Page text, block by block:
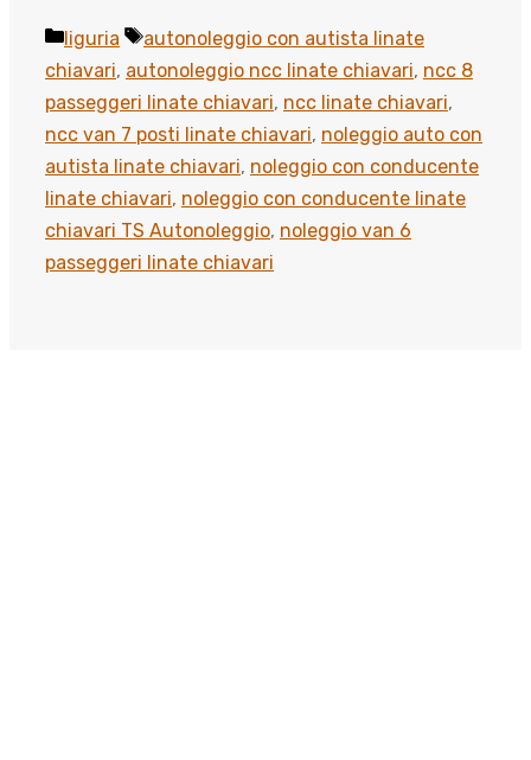
Categorie
liguria Tag
autonoleggio con autista linate
chiavari, autonoleggio ncc linate chiavari, ncc 8
passeggeri linate chiavari, ncc linate chiavari,
ncc van 7 posti linate chiavari, noleggio auto con
autista linate chiavari, noleggio con conducente
linate chiavari, noleggio con conducente linate
chiavari TS Autonoleggio, noleggio van 6
passeggeri linate chiavari